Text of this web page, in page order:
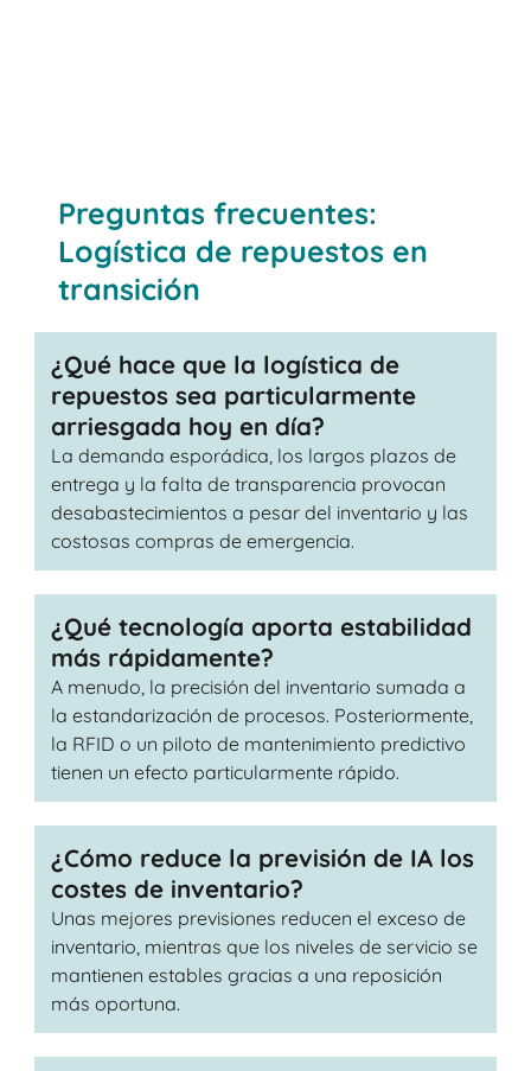
Preguntas frecuentes:
Logística de repuestos en
transición
¿Qué hace que la logística de
repuestos sea particularmente
arriesgada hoy en día?
La demanda esporádica, los largos plazos de
entrega y la falta de transparencia provocan
desabastecimientos a pesar del inventario y las
costosas compras de emergencia.
¿Qué tecnología aporta estabilidad
más rápidamente?
A menudo, la precisión del inventario sumada a
la estandarización de procesos. Posteriormente,
la RFID o un piloto de mantenimiento predictivo
tienen un efecto particularmente rápido.
¿Cómo reduce la previsión de IA los
costes de inventario?
Unas mejores previsiones reducen el exceso de
inventario, mientras que los niveles de servicio se
mantienen estables gracias a una reposición
más oportuna.